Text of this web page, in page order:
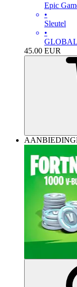
Epic
•
Sleutel
•
GLOBAL
45.00 EUR